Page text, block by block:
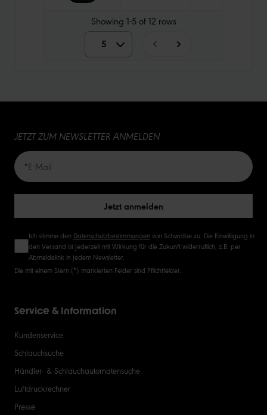
Showing 1-5of12 rows
5 5
20
JETZT ZUM NEWSLETTER ANMELDEN
Jetzt anmelden
Ich stimme den Datenschutzbestimmungen von Schwalbe zu. Die Einwilligung in
den Versand ist jederzeit mit Wirkung für die Zukunft widerruflich, z.B. per
Abmeldelink in jedem Newsletter.
Die mit einem Stern (*) markierten Felder sind Pflichtfelder.
Service & Information
Kundenservice
Schlauchsuche
Händler- & Schlauchautomatensuche
Luftdruckrechner
Presse